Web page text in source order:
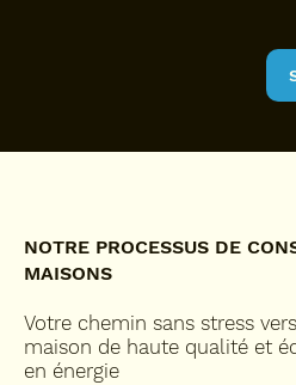
NOTRE PROCESSUS DE
MAISONS
Votre chemin sans stress
maison de haute qualité et
en énergie